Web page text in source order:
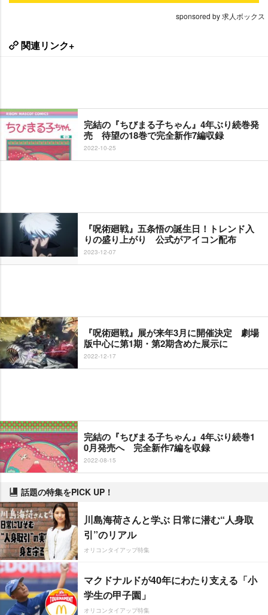
sponsored by 求人ボックス
関連リンク+
完結の『ちびまる子ちゃん』4年ぶり続巻発
売 待望の18巻で完全新作7編収録
2022-10-25
『呪術廻戦』五条悟の誕生日！トレンド入
りの盛り上がり 公式がアイコン配布
2023-12-07
『呪術廻戦』展が来年3月に開催決定 劇場
版中心に第1期・第2期含めた展示に
2022-12-17
完結の『ちびまる子ちゃん』4年ぶり続巻1
0月発売へ 完全新作7編を収録
2022-08-15
話題の特集をPICK UP！
川島海荷さんと学ぶ 日常に潜む“人身取
引”のリアル
オリコンタイアップ特集
マクドナルドが40年にわたり支える「小
学生の甲子園」
オリコンタイアップ特集